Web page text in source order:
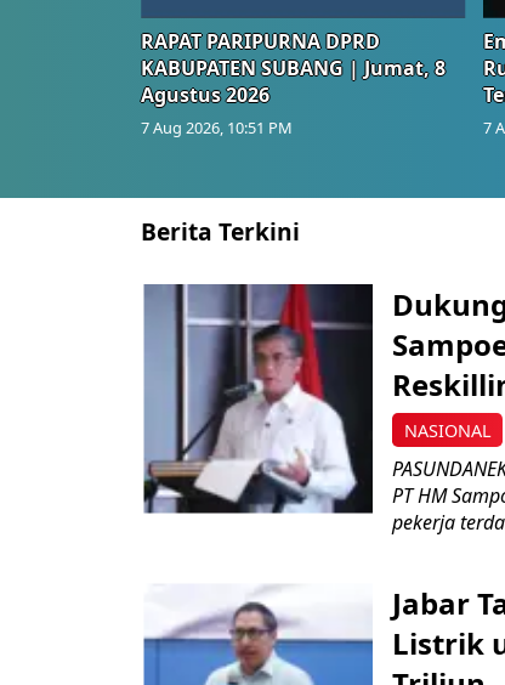
RAPAT PARIPURNA DPRD
KABUPATEN SUBANG | Jumat, 8
Agustus 2026
7 Aug 2026, 10:51 PM 7
Berita Terkini
NASIONAL
PT HM
pekerja
Jabar
Listrik